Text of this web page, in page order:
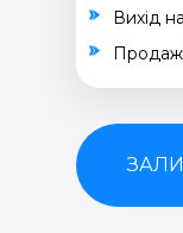
Вихід